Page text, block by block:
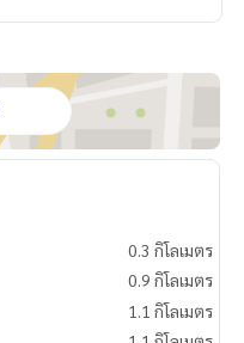
0.3 กิโลเมตร
0.9 กิโลเมตร
1.1 กิโลเมตร